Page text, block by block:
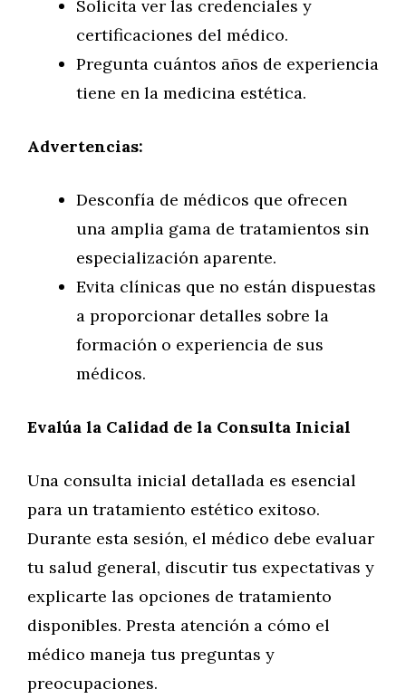
Solicita ver las credenciales y
certificaciones del médico.
Pregunta cuántos años de experiencia
tiene en la medicina estética.
Advertencias:
Desconfía de médicos que ofrecen
una amplia gama de tratamientos sin
especialización aparente.
Evita clínicas que no están dispuestas
a proporcionar detalles sobre la
formación o experiencia de sus
médicos.
Evalúa la Calidad de la Consulta Inicial
Una consulta inicial detallada es esencial
para un tratamiento estético exitoso.
Durante esta sesión, el médico debe evaluar
tu salud general, discutir tus expectativas y
explicarte las opciones de tratamiento
disponibles. Presta atención a cómo el
médico maneja tus preguntas y
preocupaciones.